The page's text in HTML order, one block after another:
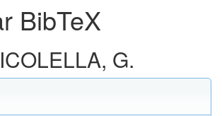
BibTeX
G.